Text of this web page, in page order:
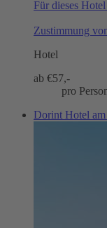
Für dieses
Zustimmung
Hotel
ab €57,-
pro
Dorint Hotel